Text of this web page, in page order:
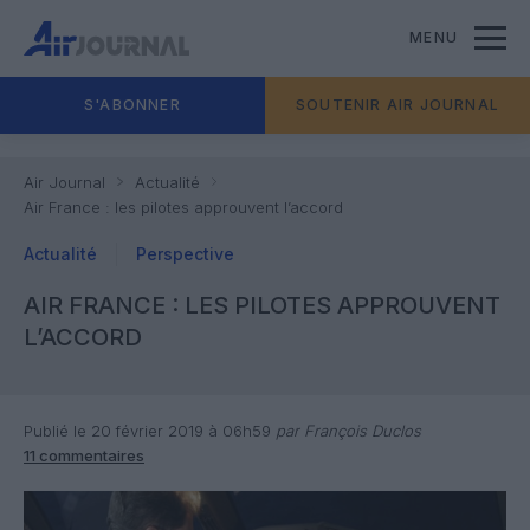
MENU
S'ABONNER SOUTENIR AIR JOURNAL
Air Journal
Actualité
Air France : les pilotes approuvent l’accord
Actualité Perspective
AIR FRANCE : LES PILOTES APPROUVENT
L’ACCORD
Publié le 20 février 2019 à 06h59 par François Duclos
11 commentaires